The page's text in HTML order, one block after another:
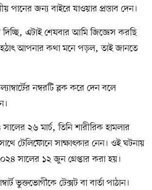
পানের জন্য বাইরে যাওয়ার প্রস্তাব দেন।
এটাই শেষবার আমি জিজ্ঞেস করছি
আপনার কথা মনে পড়ল, তাই জানতে
নম্বরটি ব্লক করে দেন বলে
২৬ মার্চ, তিনি শারীরিক হামলার
টেলিফোনে সাক্ষাৎকার নেন। ওই ঘটনায়
সালের ১২ জুন গ্রেপ্তার করা হয়।
ভুক্তভোগীকে টেক্সট বা বার্তা পাঠান।